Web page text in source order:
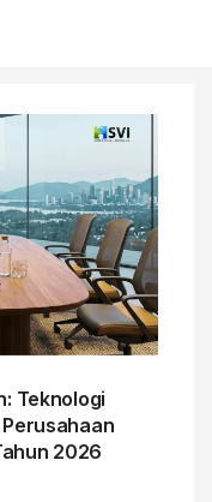
Teknologi
2026